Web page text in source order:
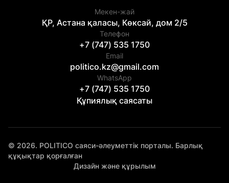
Мекен-жай
ҚР, Астана қаласы, Көксай, дом 2/5
Телефон
+7 (747) 535 1750
Email
politico.kz@gmail.com
WhatsApp
+7 (747) 535 1750
Құпиялық саясаты
© 2026. POLITICO саяси-әлеуметтік порталы. Барлық
құқықтар қорғалған
Дизайн және құрылым